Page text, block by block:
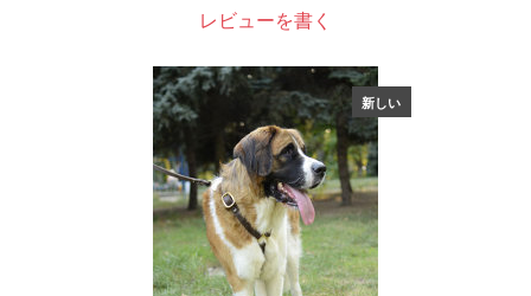
レビューを書く
新しい